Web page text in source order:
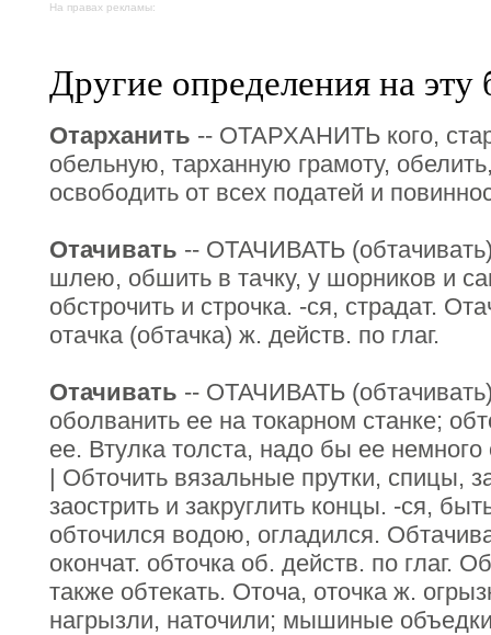
На правах рекламы:
Другие определения на эту
Отарханить -- ОТАРХАНИТЬ кого,
обельную, тарханную грамоту,
освободить от всех податей и
Отачивать -- ОТАЧИВАТЬ
шлею, обшить в тачку, у шорников и
обстрочить и строчка. -ся, страдат.
отачка (обтачка) ж. действ. по глаг.
Отачивать -- ОТАЧИВАТЬ
оболванить ее на токарном станке;
ее. Втулка толста, надо бы ее немного
| Обточить вязальные прутки, спицы,
заострить и закруглить концы. -ся,
обточился водою, огладился.
окончат. обточка об. действ. по глаг.
также обтекать. Оточа, оточка ж.
нагрызли, наточили; мышиные